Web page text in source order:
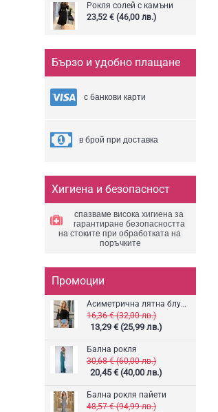
Рокля солей с камъни
23,52 € (46,00 лв.)
Бързо и удобно плащане
с банкови карти
в брой при доставка
Хигиена и безопасност
спазваме висока хигиена за
гарантиране безопасността
на стоките при обработката на
поръчките
Промоции
Асиметрична лятна блуза
16,36 € (32,00 лв.)
13,29 € (25,99 лв.)
Бална рокля
30,68 € (60,00 лв.)
20,45 € (40,00 лв.)
Бална рокля пайети
48,57 € (94,99 лв.)